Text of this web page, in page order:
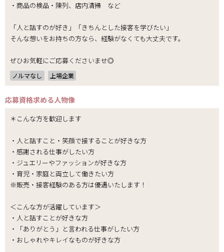
・商品の検品・陳列、店内清掃 など
「人と話すのが好き」「きちんとした接客を学びたい」
そんな想いをお持ちの方なら、経験がなくても大丈夫です。
ぜひお気軽にご応募くださいませ◎
ノルマなし 上場企業
応募資格求める人物像
＊こんな方を歓迎します
・人と話すこと・笑顔で接することが好きな方
・感謝される仕事がしたい方
・ジュエリーやファッションが好きな方
・育児・家庭と両立して働きたい方
※販売・接客経験のある方は優遇いたします！
＜こんな方が活躍しています＞
・人と話すことが好きな方
・「ありがとう」と言われる仕事がしたい方
・おしゃれやキレイなものが好きな方